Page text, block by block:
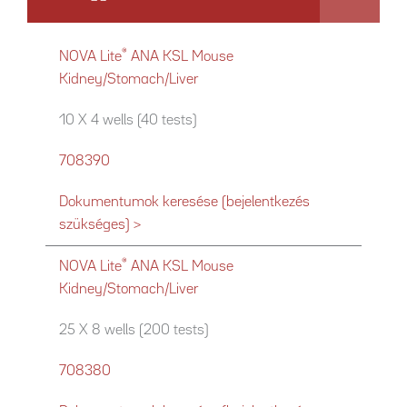
NOVA Lite® ANA KSL Mouse
Kidney/Stomach/Liver
10 X 4 wells (40 tests)
708390
Dokumentumok keresése (bejelentkezés
szükséges) >
NOVA Lite® ANA KSL Mouse
Kidney/Stomach/Liver
25 X 8 wells (200 tests)
708380